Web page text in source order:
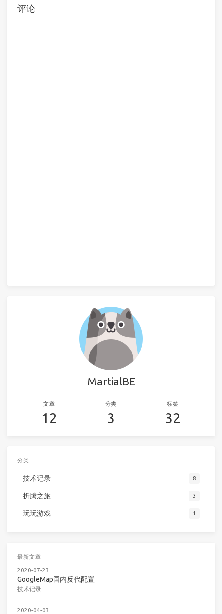
评论
MartialBE
文章
12
分类
3
标签
32
分类
技术记录 8
折腾之旅 3
玩玩游戏 1
最新文章
2020-07-23
GoogleMap国内反代配置
技术记录
2020-04-03